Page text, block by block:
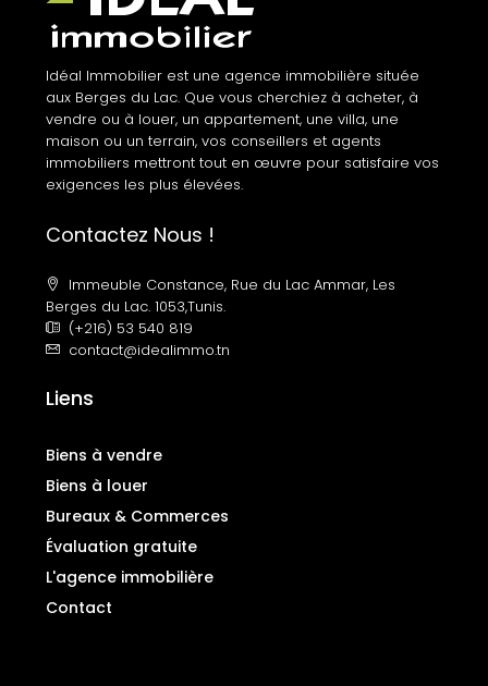
Idéal Immobilier est une agence immobilière située
aux Berges du Lac. Que vous cherchiez à acheter, à
vendre ou à louer, un appartement, une villa, une
maison ou un terrain, vos conseillers et agents
immobiliers mettront tout en œuvre pour satisfaire vos
exigences les plus élevées.
Contactez Nous !
Immeuble Constance, Rue du Lac Ammar, Les
Berges du Lac. 1053,Tunis.
(+216) 53 540 819
contact@idealimmo.tn
Liens
Biens à vendre
Biens à louer
Bureaux & Commerces
Évaluation gratuite
L'agence immobilière
Contact